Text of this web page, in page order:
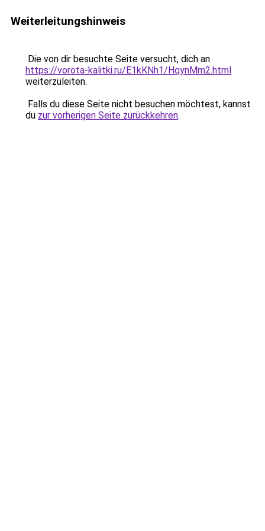
Weiterleitungshinweis
Die von dir besuchte Seite versucht, dich an
https://vorota-kalitki.ru/E1kKNh1/HqynMm2.html
weiterzuleiten.
Falls du diese Seite nicht besuchen möchtest, kannst
du zur vorherigen Seite zurückkehren.